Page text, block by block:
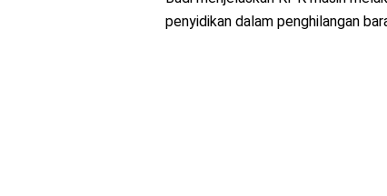
penyidikan dalam penghilangan